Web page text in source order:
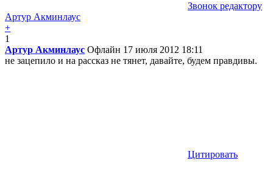
Звонок редактору
Артур Акминлаус
+
1
Артур Акминлаус Офлайн 17 июля 2012 18:11
не зацепило и на рассказ не тянет, давайте, будем правдивы.
Цитировать